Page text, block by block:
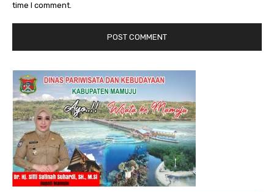
time I comment.